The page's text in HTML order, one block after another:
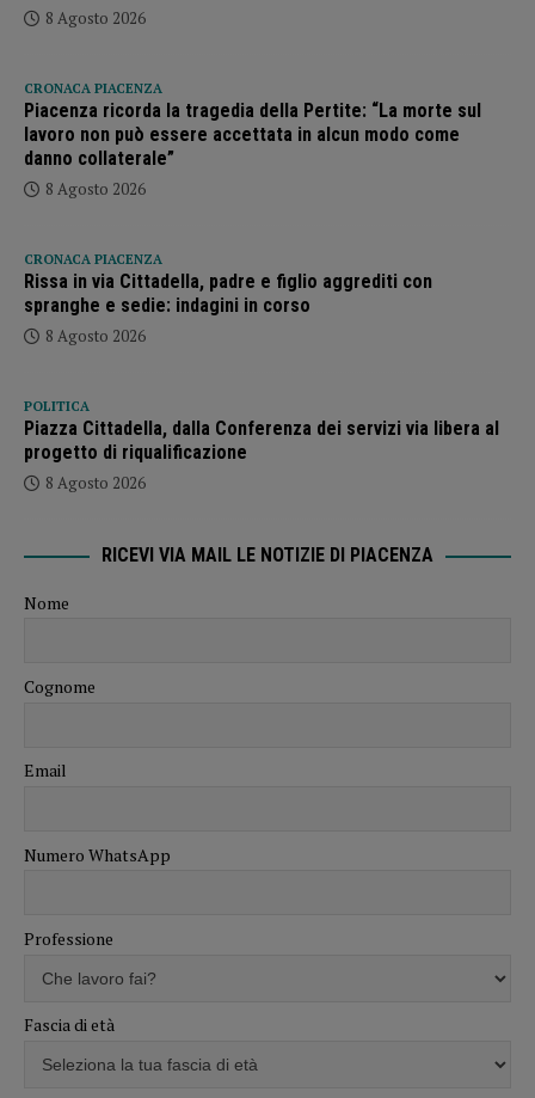
8 Agosto 2026
CRONACA PIACENZA
Piacenza ricorda la tragedia della Pertite: “La morte sul
lavoro non può essere accettata in alcun modo come
danno collaterale”
8 Agosto 2026
CRONACA PIACENZA
Rissa in via Cittadella, padre e figlio aggrediti con
spranghe e sedie: indagini in corso
8 Agosto 2026
POLITICA
Piazza Cittadella, dalla Conferenza dei servizi via libera al
progetto di riqualificazione
8 Agosto 2026
RICEVI VIA MAIL LE NOTIZIE DI PIACENZA
Nome
Cognome
Email
Numero WhatsApp
Professione
Fascia di età